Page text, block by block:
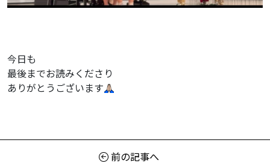
今日も
最後までお読みくださり
ありがとうございます
前の記事へ